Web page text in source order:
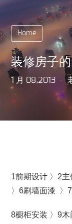
Home
装修房子
1 月 08,2013
1前期设计 〉2
〉6刷墙面漆 〉
8橱柜安装 〉9